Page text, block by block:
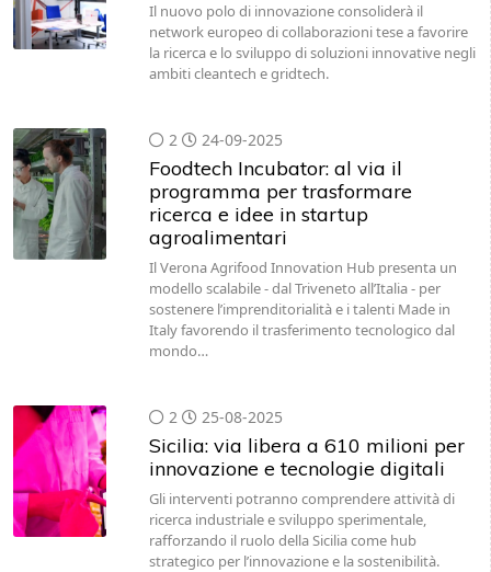
Il nuovo polo di innovazione consoliderà il
network europeo di collaborazioni tese a favorire
la ricerca e lo sviluppo di soluzioni innovative negli
ambiti cleantech e gridtech.
2 24-09-2025
Foodtech Incubator: al via il
programma per trasformare
ricerca e idee in startup
agroalimentari
Il Verona Agrifood Innovation Hub presenta un
modello scalabile - dal Triveneto all’Italia - per
sostenere l’imprenditorialità e i talenti Made in
Italy favorendo il trasferimento tecnologico dal
mondo…
2 25-08-2025
Sicilia: via libera a 610 milioni per
innovazione e tecnologie digitali
Gli interventi potranno comprendere attività di
ricerca industriale e sviluppo sperimentale,
rafforzando il ruolo della Sicilia come hub
strategico per l’innovazione e la sostenibilità.